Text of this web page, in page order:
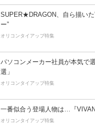
SUPER★DRAGON、自ら描いた
ー”
オリコンタイアップ特集
パソコンメーカー社員が本気で
選」
オリコンタイアップ特集
一番似合う登場人物は…『
オリコンタイアップ特集